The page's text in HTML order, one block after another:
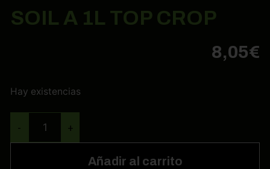
SOIL A 1L TOP CROP
8,05€
Hay existencias
- +
Añadir al carrito